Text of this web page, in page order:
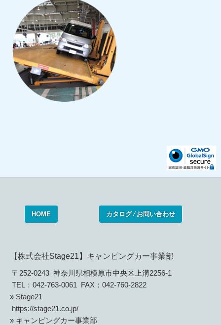
HOME カタログ ⁄ お問い合わせ
【株式会社Stage21】キャンピングカー事業部
〒252-0243 神奈川県相模原市中央区上溝2256-1
TEL：042-763-0061 FAX：042-760-2822
» Stage21
https://stage21.co.jp/
» キャンピングカー事業部